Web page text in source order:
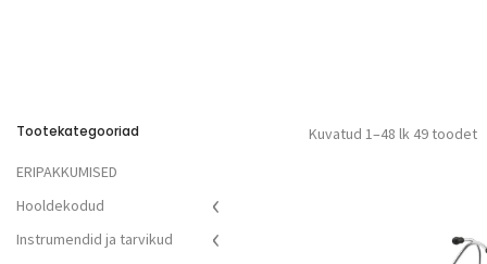
Kuvatud 1–48 lk 49 toodet
Tootekategooriad
ERIPAKKUMISED
Hooldekodud
Instrumendid ja tarvikud